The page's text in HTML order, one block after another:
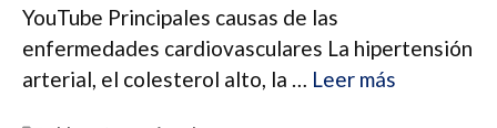
YouTube Principales causas de las
enfermedades cardiovasculares La hipertensión
arterial, el colesterol alto, la … Leer más